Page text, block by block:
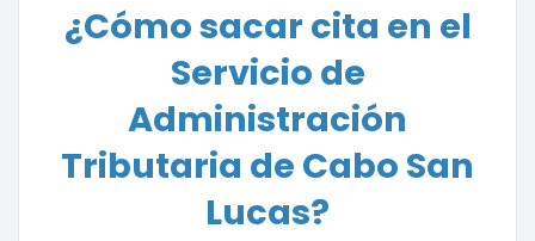
¿Cómo sacar cita en el
Servicio de
Administración
Tributaria de Cabo San
Lucas?